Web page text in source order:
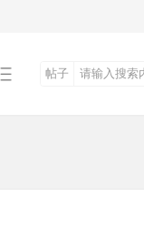
帖子